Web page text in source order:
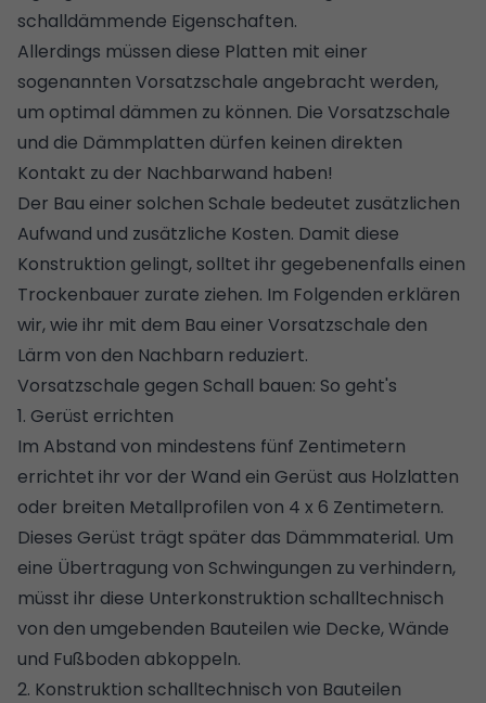
schalldämmende Eigenschaften.
Allerdings müssen diese Platten mit einer
sogenannten Vorsatzschale angebracht werden,
um optimal dämmen zu können. Die Vorsatzschale
und die Dämmplatten dürfen keinen direkten
Kontakt zu der Nachbarwand haben!
Der Bau einer solchen Schale bedeutet zusätzlichen
Aufwand und zusätzliche Kosten. Damit diese
Konstruktion gelingt, solltet ihr gegebenenfalls einen
Trockenbauer zurate ziehen. Im Folgenden erklären
wir, wie ihr mit dem Bau einer Vorsatzschale den
Lärm von den Nachbarn reduziert.
Vorsatzschale gegen Schall bauen: So geht's
1. Gerüst errichten
Im Abstand von mindestens fünf Zentimetern
errichtet ihr vor der Wand ein Gerüst aus Holzlatten
oder breiten Metallprofilen von 4 x 6 Zentimetern.
Dieses Gerüst trägt später das Dämmmaterial. Um
eine Übertragung von Schwingungen zu verhindern,
müsst ihr diese Unterkonstruktion schalltechnisch
von den umgebenden Bauteilen wie Decke, Wände
und Fußboden abkoppeln.
2. Konstruktion schalltechnisch von Bauteilen